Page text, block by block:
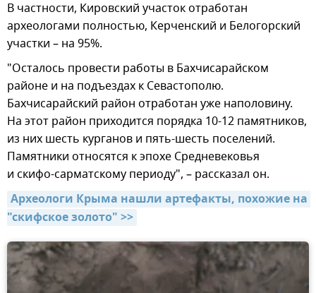
В частности, Кировский участок отработан
археологами полностью, Керченский и Белогорский
участки – на 95%.
"Осталось провести работы в Бахчисарайском
районе и на подъездах к Севастополю.
Бахчисарайский район отработан уже наполовину.
На этот район приходится порядка 10-12 памятников,
из них шесть курганов и пять-шесть поселений.
Памятники относятся к эпохе Средневековья
и скифо-сарматскому периоду", – рассказал он.
Археологи Крыма нашли артефакты, похожие на
"скифское золото" >>